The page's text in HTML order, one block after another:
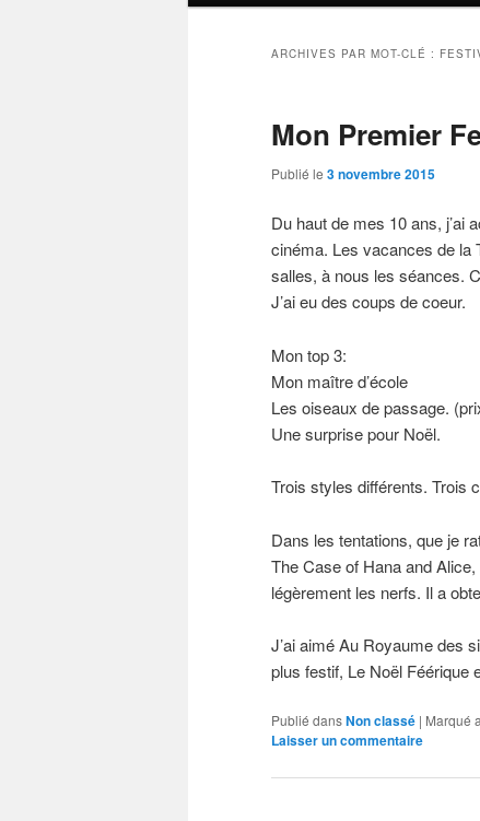
ARCHIVES PAR MOT-CLÉ :
Mon Premier
Publié le 3 novembre 2015
Du haut de mes 10 ans, j’ai
cinéma. Les vacances de la
salles, à nous les séances.
J’ai eu des coups de coeur.
Mon top 3:
Mon maître d’école
Les oiseaux de passage.
Une surprise pour Noël.
Trois styles différents. Trois
Dans les tentations, que je
The Case of Hana and
légèrement les nerfs. Il a
J’ai aimé Au Royaume des
plus festif, Le Noël Féérique
Publié dansNon classé | Marqué
Laisser un commentaire